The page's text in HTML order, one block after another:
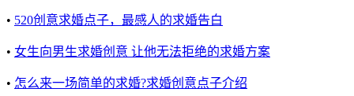
• 520创意求婚点子，最感人的求婚告白
• 女生向男生求婚创意 让他无法拒绝的求婚方案
• 怎么来一场简单的求婚?求婚创意点子介绍